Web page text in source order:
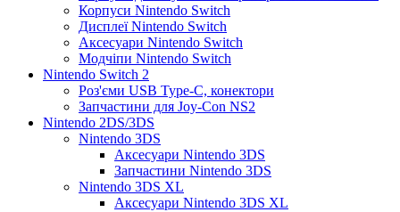
Корпуси Nintendo Switch
Дисплеї Nintendo Switch
Аксесуари Nintendo Switch
Модчіпи Nintendo Switch
Nintendo Switch 2
Роз'єми USB Type-C, конектори
Запчастини для Joy-Con NS2
Nintendo 2DS/3DS
Nintendo 3DS
Аксесуари Nintendo 3DS
Запчастини Nintendo 3DS
Nintendo 3DS XL
Аксесуари Nintendo 3DS XL